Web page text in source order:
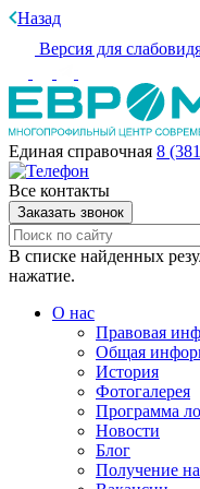
Назад
Версия для
Единая справочная 8
Все контакты
Заказать звонок
В списке найденных
нажатие.
О нас
Правовая
Общая
История
Фотогалерея
Программа
Новости
Блог
Получение